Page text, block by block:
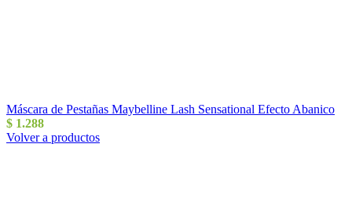
Máscara de Pestañas Maybelline Lash Sensational Efecto Abanico
$ 1.288
Volver a productos